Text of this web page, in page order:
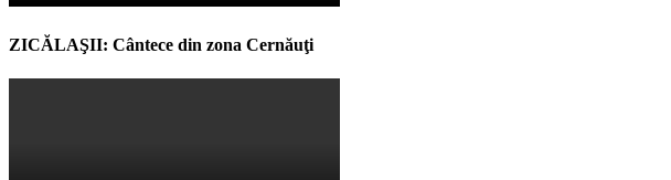
ZICĂLAŞII: Cântece din zona Cernăuţi